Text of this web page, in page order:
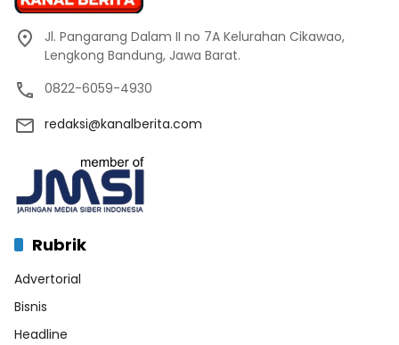
Jl. Pangarang Dalam II no 7A Kelurahan Cikawao,
Lengkong Bandung, Jawa Barat.
0822-6059-4930
redaksi@kanalberita.com
Rubrik
Advertorial
Bisnis
Headline